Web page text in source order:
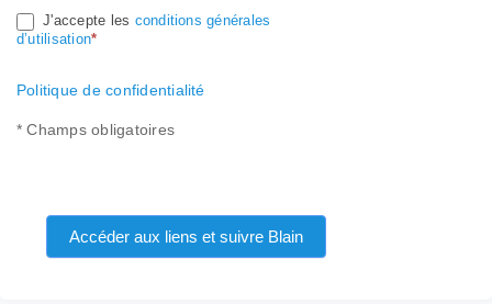
J'accepte les conditions générales
d’utilisation*
Politique de confidentialité
* Champs obligatoires
Accéder aux liens et suivre Blain